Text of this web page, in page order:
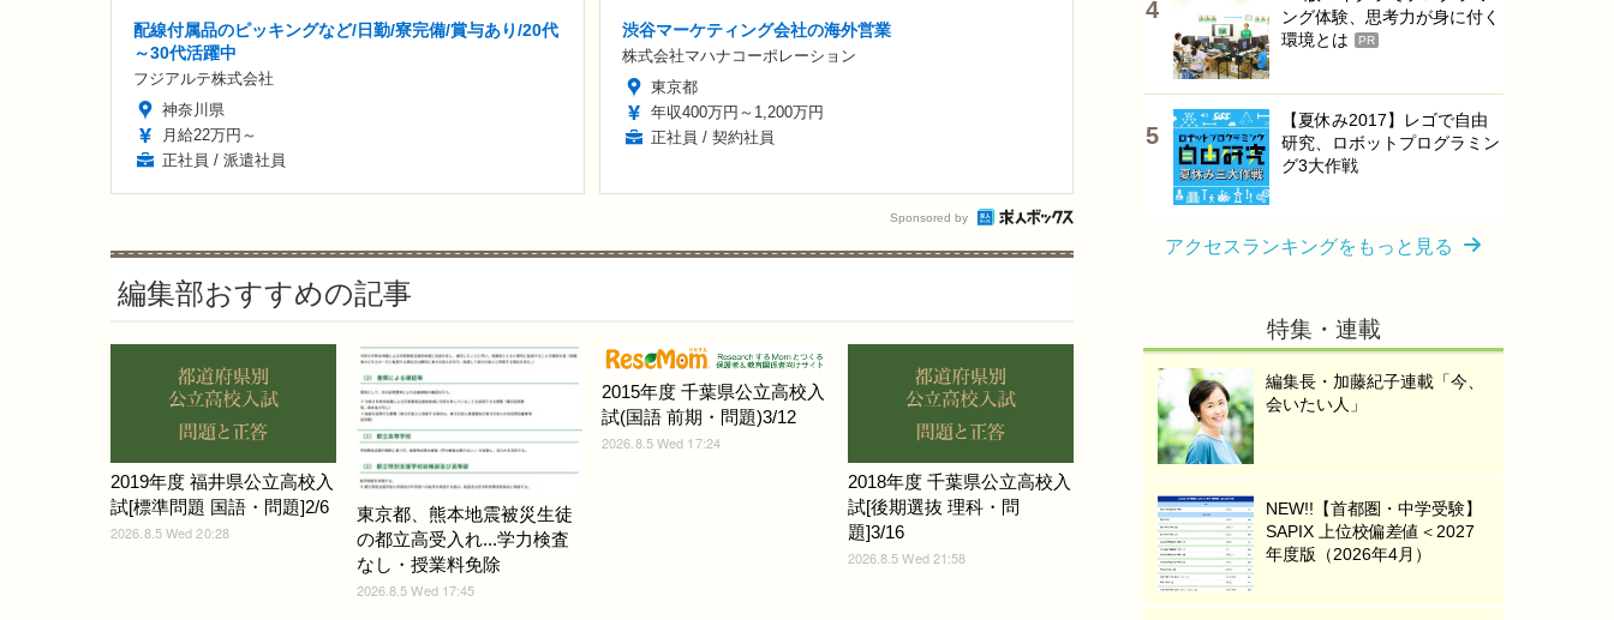
配線付属品のピッキングなど/日勤/寮完備/賞与あり/20代
～30代活躍中
フジアルテ株式会社
神奈川県
月給22万円～
正社員 / 派遣社員
渋谷マーケティング会社の海外営業
株式会社マハナコーポレーション
東京都
年収400万円～1,200万円
正社員 / 契約社員
Sponsored by
編集部おすすめの記事
2019年度 福井県公立高校入
試[標準問題 国語・問題]2/6
2026.8.5 Wed 20:28
東京都、熊本地震被災生徒
の都立高受入れ...学力検査
なし・授業料免除
2026.8.5 Wed 17:45
2015年度 千葉県公立高校入
試(国語 前期・問題)3/12
2026.8.5 Wed 17:24
2018年度 千葉県公立高校入
試[後期選抜 理科・問
題]3/16
2026.8.5 Wed 21:58
ング体験、思考力が身に付く
環境とは
PR
【夏休み2017】レゴで自由
研究、ロボットプログラミン
グ3大作戦
アクセスランキングをもっと見る
特集・連載
編集長・加藤紀子連載「今、
会いたい人」
NEW!!【首都圏・中学受験】
SAPIX 上位校偏差値＜2027
年度版（2026年4月）